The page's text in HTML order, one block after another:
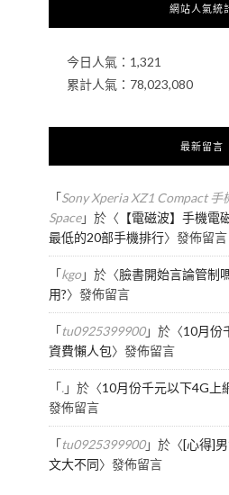
網站人氣統
今日人氣： 1,321
累計人氣： 78,023,080
最新留言
「Sony Xperia XZ1 Compact 手
Space」於〈 【電磁波】手機電
最低的20部手機排行〉發佈留言
「kgo」於〈臉書開始言論管制
用?〉發佈留言
「tu0925399900」於〈10月份
資費懶人包〉發佈留言
「.」於〈10月份千元以下4G上
發佈留言
「tu0925399900」於〈[心得]
文大不同〉發佈留言